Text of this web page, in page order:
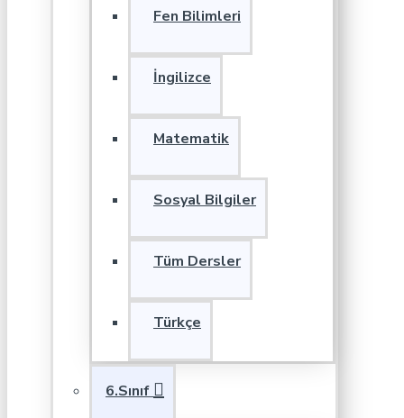
Fen Bilimleri
İngilizce
Matematik
Sosyal Bilgiler
Tüm Dersler
Türkçe
6.Sınıf